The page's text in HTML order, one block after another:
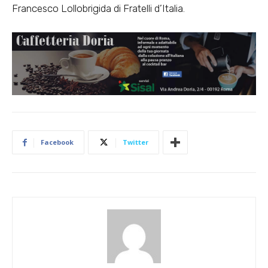
Francesco Lollobrigida di Fratelli d’Italia.
Facebook Twitter